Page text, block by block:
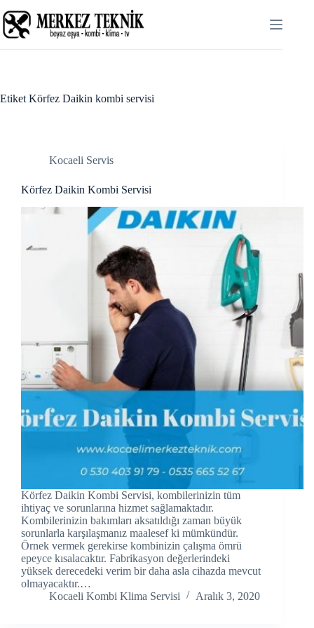
Hacklink panel
Hacklink
Hacklink panel
Hacklink panel
Hacklink panel
Hacklink Panel
Hacklink panel
Hacklink panel
Hacklink panel
Hacklink Panel
to
content
Etiket Körfez Daikin kombi servisi
Kocaeli Servis
Körfez Daikin Kombi Servisi
Körfez Daikin Kombi Servisi, kombilerinizin tüm
ihtiyaç ve sorunlarına hizmet sağlamaktadır.
Kombilerinizin bakımları aksatıldığı zaman büyük
sorunlarla karşılaşmanız maalesef ki mümkündür.
Örnek vermek gerekirse kombinizin çalışma ömrü
epeyce kısalacaktır. Fabrikasyon değerlerindeki
yüksek derecedeki verim bir daha asla cihazda mevcut
olmayacaktır.…
Kocaeli Kombi Klima Servisi
Aralık 3, 2020